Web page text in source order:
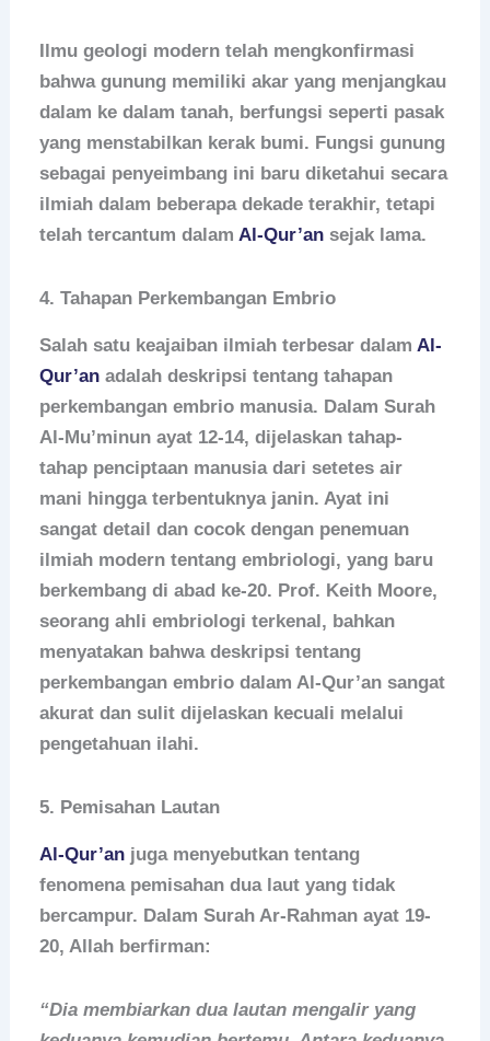
Ilmu geologi modern telah mengkonfirmasi
bahwa gunung memiliki akar yang menjangkau
dalam ke dalam tanah, berfungsi seperti pasak
yang menstabilkan kerak bumi. Fungsi gunung
sebagai penyeimbang ini baru diketahui secara
ilmiah dalam beberapa dekade terakhir, tetapi
telah tercantum dalamAl-Qur’an sejak lama.
4.Tahapan Perkembangan Embrio
Salah satu keajaiban ilmiah terbesar dalamAl-
Qur’an adalah deskripsi tentang tahapan
perkembangan embrio manusia. Dalam Surah
Al-Mu’minun ayat 12-14, dijelaskan tahap-
tahap penciptaan manusia dari setetes air
mani hingga terbentuknya janin. Ayat ini
sangat detail dan cocok dengan penemuan
ilmiah modern tentang embriologi, yang baru
berkembang di abad ke-20. Prof. Keith Moore,
seorang ahli embriologi terkenal, bahkan
menyatakan bahwa deskripsi tentang
perkembangan embrio dalam Al-Qur’an sangat
akurat dan sulit dijelaskan kecuali melalui
pengetahuan ilahi.
5. Pemisahan Lautan
Al-Qur’an juga menyebutkan tentang
fenomena pemisahan dua laut yang tidak
bercampur. Dalam Surah Ar-Rahman ayat 19-
20, Allah berfirman:
“Dia membiarkan dua lautan mengalir yang